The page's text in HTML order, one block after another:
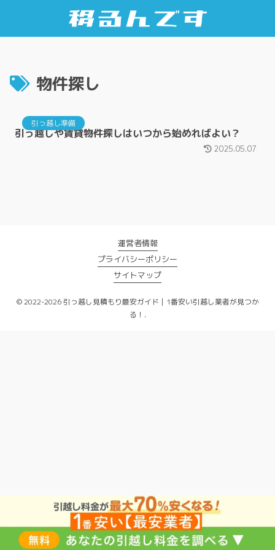
物件探し
引っ越し準備
引っ越しや賃貸物件探しはいつから始めればよい？
2025.05.07
運営者情報
プライバシーポリシー
サイトマップ
© 2022-2026 引っ越し見積もり最安ガイド｜1番安い引越し業者が見つか
る！.